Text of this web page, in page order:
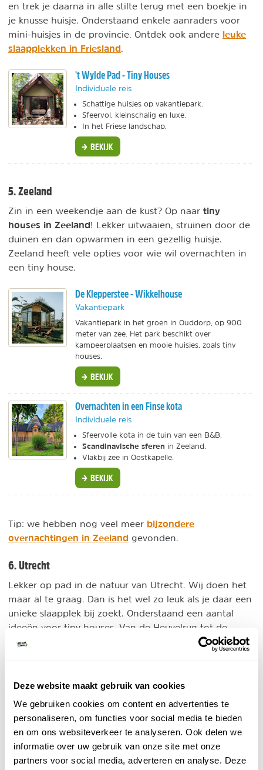
Deze website maakt gebruik van cookies
We gebruiken cookies om content en advertenties te
personaliseren, om functies voor social media te bieden
en om ons websiteverkeer te analyseren. Ook delen we
informatie over uw gebruik van onze site met onze
partners voor social media, adverteren en analyse. Deze
en trek je daarna in alle stilte terug met een boekje in
je knusse huisje. Onderstaand enkele aanraders voor
mini-huisjes in de provincie. Ontdek ook andere leuke
slaapplekken in Friesland
't Wylde Pad - Tiny Houses
Individuele reis
Schattige huisjes op vakantiepark.
Sfeervol, kleinschalig en luxe.
In het Friese landschap.
BEKIJK
5. Zeeland
Zin in een weekendje aan de kust? Op naar tiny
houses in Zeeland! Lekker uitwaaien, struinen door de
duinen en dan opwarmen in een gezellig huisje.
Zeeland heeft vele opties voor wie wil overnachten in
een tiny house.
De Klepperstee - Wikkelhouse
Vakantiepark
Vakantiepark in het groen in Ouddorp, op 900
meter van zee. Het park beschikt over
kampeerplaatsen en mooie huisjes, zoals tiny
houses.
BEKIJK
Overnachten in een Finse kota
Individuele reis
Sfeervolle kota in de tuin van een B&B.
Scandinavische sferen in Zeeland.
Vlakbij zee in Oostkapelle.
BEKIJK
Tip: we hebben nog veel meer bijzondere
overnachtingen in Zeeland gevonden.
6. Utrecht
Lekker op pad in de natuur van Utrecht. Wij doen het
maar al te graag. Dan is het wel zo leuk als je daar een
unieke slaapplek bij zoekt. Onderstaand een aantal
ideeën voor tiny houses. Van de Heuvelrug tot de
Utrechtse plassen. Er zijn vele mooie tiny houses te
EuroParcs - Utrechtse Heuvelrug
Henschotermeer! Kies voor een glampingtent,
tiny house of andere unieke slaapplek.
BEKIJK